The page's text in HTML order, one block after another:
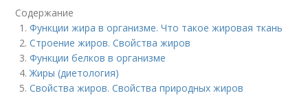
Содержание
Функции жира в организме. Что такое жировая ткань
Строение жиров. Свойства жиров
Функции белков в организме
Жиры (диетология)
Свойства жиров. Свойства природных жиров